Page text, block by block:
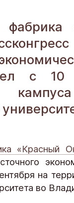
фабрика
«ТАКФ»
с 10
«Красный
на
во